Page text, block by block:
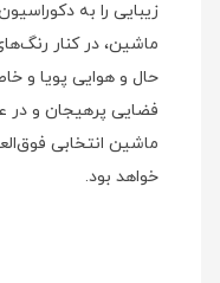
زیبایی را به
ماشین، در کنار
حال و هوایی پویا و
فضایی پرهیجان و
ماشین انتخابی
خواهد بود.